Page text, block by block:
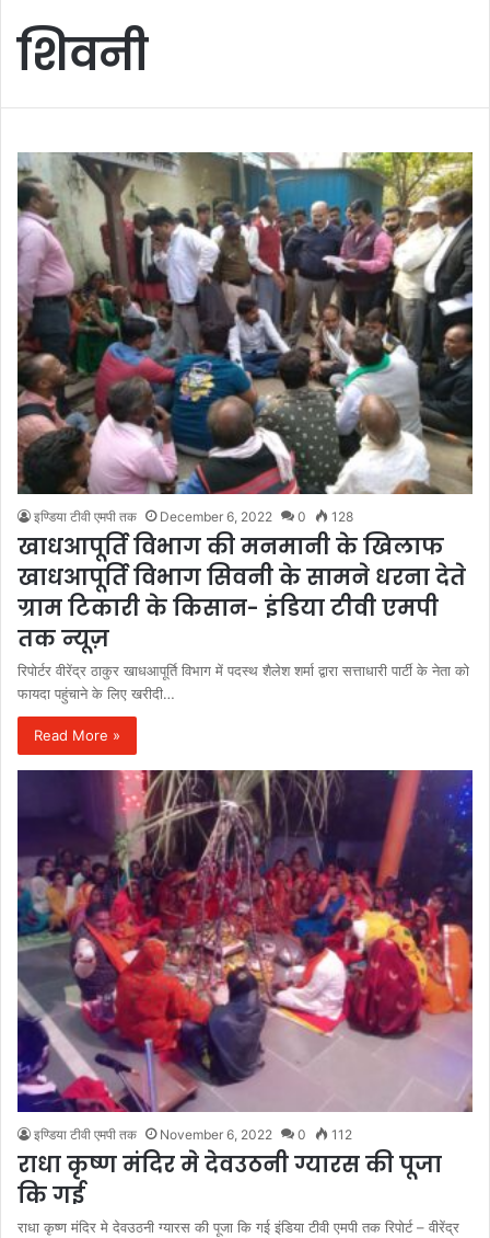
शिवनी
इण्डिया टीवी एमपी तक December 6, 2022 0 128
खाधआपूर्ति विभाग की मनमानी के खिलाफ
खाधआपूर्ति विभाग सिवनी के सामने धरना देते
ग्राम टिकारी के किसान- इंडिया टीवी एमपी
तक न्यूज़
रिपोर्टर वीरेंद्र ठाकुर खाधआपूर्ति विभाग में पदस्थ शैलेश शर्मा द्वारा सत्ताधारी पार्टी के नेता को
फायदा पहुंचाने के लिए खरीदी…
Read More »
इण्डिया टीवी एमपी तक November 6, 2022 0 112
राधा कृष्ण मंदिर मे देवउठनी ग्यारस की पूजा
कि गई
राधा कृष्ण मंदिर मे देवउठनी ग्यारस की पूजा कि गई इंडिया टीवी एमपी तक रिपोर्ट – वीरेंद्र